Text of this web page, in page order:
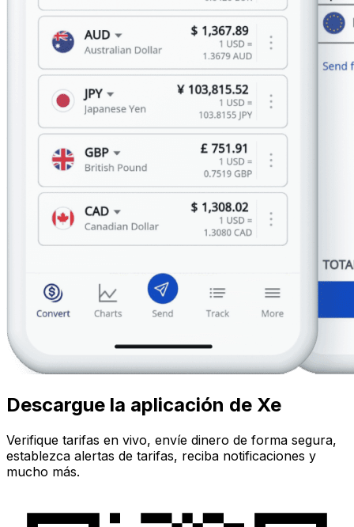
Descargue la aplicación de Xe
Verifique tarifas en vivo, envíe dinero de forma segura,
establezca alertas de tarifas, reciba notificaciones y
mucho más.